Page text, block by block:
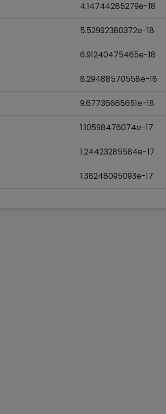
4.14744285279e-18
5.52992380372e-18
6.91240475465e-18
8.29488570558e-18
9.67736665651e-18
1.10598476074e-17
1.24423285584e-17
1.38248095093e-17